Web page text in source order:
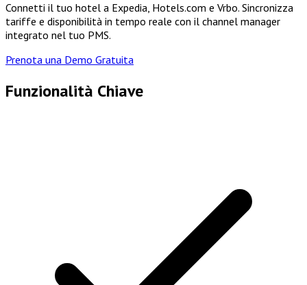
Connetti il tuo hotel a Expedia, Hotels.com e Vrbo. Sincronizza
tariffe e disponibilità in tempo reale con il channel manager
integrato nel tuo PMS.
Prenota una Demo Gratuita
Funzionalità Chiave